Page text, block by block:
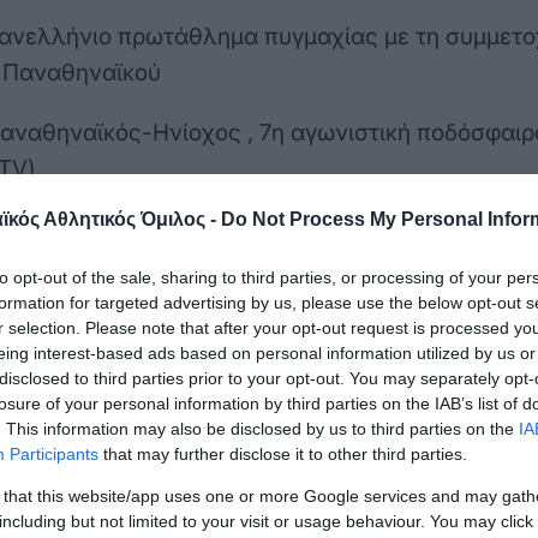
Αθλητικός Όμιλος - Do Not Process My Personal
opt-out of the sale, sharing to third parties, or processing of your
for targeted advertising by us, please use the below opt-out
selection. Please note that after your opt-out request is processed
interest-based ads based on personal information utilized by us
to third parties prior to your opt-out. You may separately
of your personal information by third parties on the IAB’s list of
This information may also be disclosed by us to third parties on the
Participants that may further disclose it to other third parties.
that this website/app uses one or more Google services and may
but not limited to your visit or usage behaviour. You may
πρωτάθλημα πυγμαχίας με τη
Ηνίοχος , 7η αγωνιστική
Πέλλας, Αριστοτέλης Σκύδρας-Παναθηναϊκός,
(ESAP TV)
Αγία Παρασκευή-Παναθηναϊκός, 13η
Μαρκόπουλο-Παναθηναϊκός, 10η
(telesport.gr)
Γιαννακόπουλος» Παναθηναϊκός-